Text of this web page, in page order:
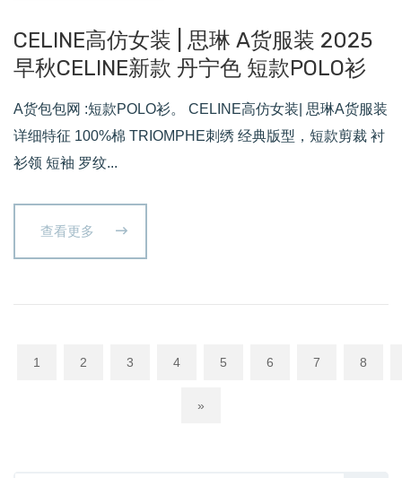
CELINE高仿女装 | 思琳 A货服装 2025
早秋CELINE新款 丹宁色 短款POLO衫
A货包包网 :短款POLO衫。 CELINE高仿女装| 思琳A货服装
详细特征 100%棉 TRIOMPHE刺绣 经典版型，短款剪裁 衬
衫领 短袖 罗纹...
查看更多
1 2 3 4 5 6 7 8
»